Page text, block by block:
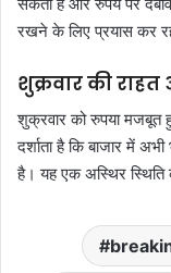
रखने के लिए प्रयास कर
शुक्रवार की
शुक्रवार को रुपया मजबूत
दर्शाता है कि बाजार में
है। यह एक अस्थिर स्थिति